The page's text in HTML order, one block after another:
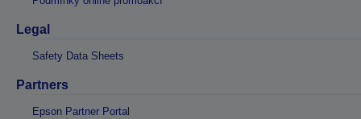
Legal
Safety Data Sheets
Partners
Epson Partner Portal